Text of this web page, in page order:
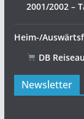
2001/2002 –
Heim-/
DB
Newsletter